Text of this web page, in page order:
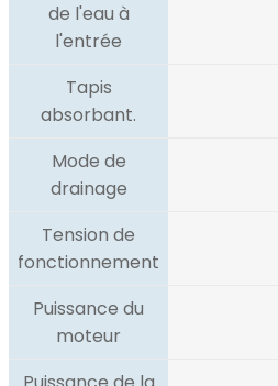
de l'eau à
l'entrée
Tapis
absorbant.
Mode de
drainage
Tension de
fonctionnement
Puissance du
moteur